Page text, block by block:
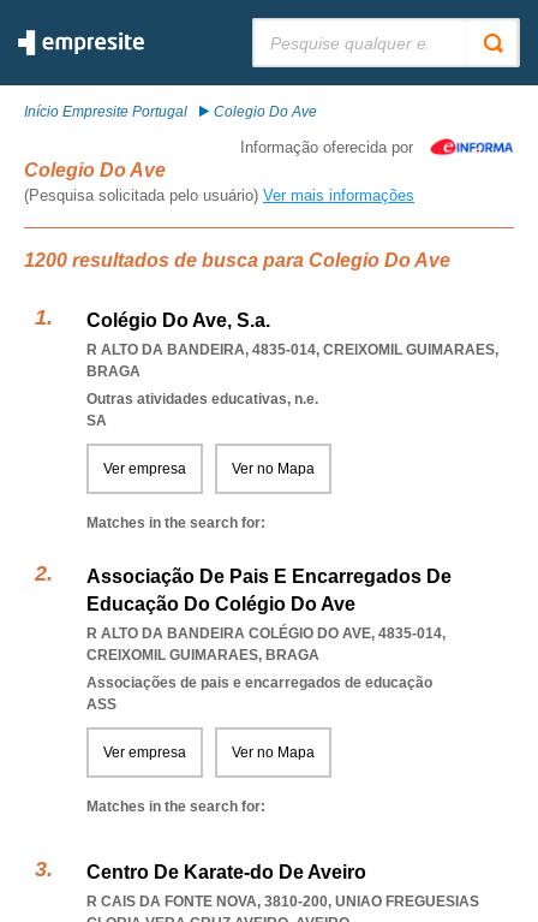
Início Empresite Portugal Colegio Do Ave
Informação oferecida por
Colegio Do Ave
(Pesquisa solicitada pelo usuário) Ver mais informações
1200 resultados de busca para Colegio Do Ave
Colégio Do Ave, S.a.
R ALTO DA BANDEIRA, 4835-014, CREIXOMIL GUIMARAES,
BRAGA
Outras atividades educativas, n.e.
SA
Ver empresa Ver no Mapa
Matches in the search for:
Associação De Pais E Encarregados De
Educação Do Colégio Do Ave
R ALTO DA BANDEIRA COLÉGIO DO AVE, 4835-014,
CREIXOMIL GUIMARAES, BRAGA
Associações de pais e encarregados de educação
ASS
Ver empresa Ver no Mapa
Matches in the search for:
Centro De Karate-do De Aveiro
R CAIS DA FONTE NOVA, 3810-200, UNIAO FREGUESIAS